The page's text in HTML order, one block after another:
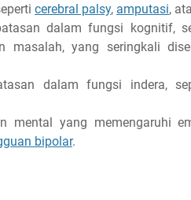
cerebral palsy, amputasi,
dalam fungsi kognitif,
masalah, yang seringkali
dalam fungsi indera,
mental yang memengaruhi
bipolar.